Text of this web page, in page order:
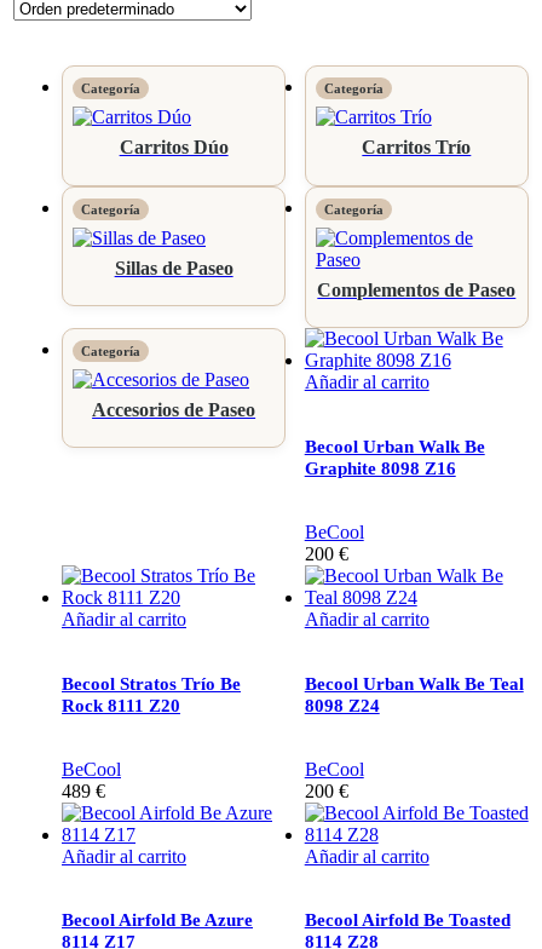
Carritos Dúo Carritos Trío
Sillas de Paseo
Complementos de Paseo
Accesorios de Paseo
Añadir al carrito
Becool Urban Walk Be
Graphite 8098 Z16
BeCool
200 €
Añadir al carrito
Becool Stratos Trío Be
Rock 8111 Z20
BeCool
489 €
Añadir al carrito
Becool Urban Walk Be Teal
8098 Z24
BeCool
200 €
Añadir al carrito
Becool Airfold Be Azure
8114 Z17
Añadir al carrito
Becool Airfold Be Toasted
8114 Z28